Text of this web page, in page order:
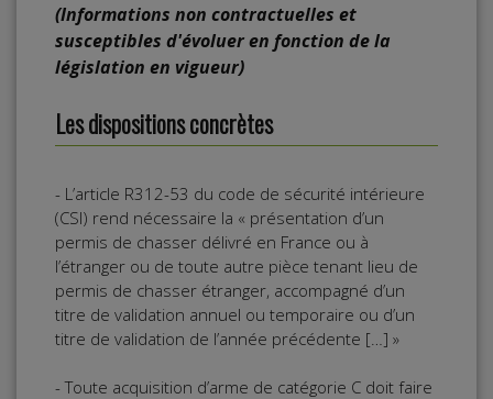
(Informations non contractuelles et
susceptibles d'évoluer en fonction de la
législation en vigueur)
Les dispositions concrètes
- L’article R312-53 du code de sécurité intérieure
(CSI) rend nécessaire la « présentation d’un
permis de chasser délivré en France ou à
l’étranger ou de toute autre pièce tenant lieu de
permis de chasser étranger, accompagné d’un
titre de validation annuel ou temporaire ou d’un
titre de validation de l’année précédente […] »
- Toute acquisition d’arme de catégorie C doit faire